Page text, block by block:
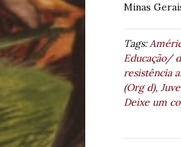
Minas
Tags:
Educação/
resistência
(Org d),
Deixe um